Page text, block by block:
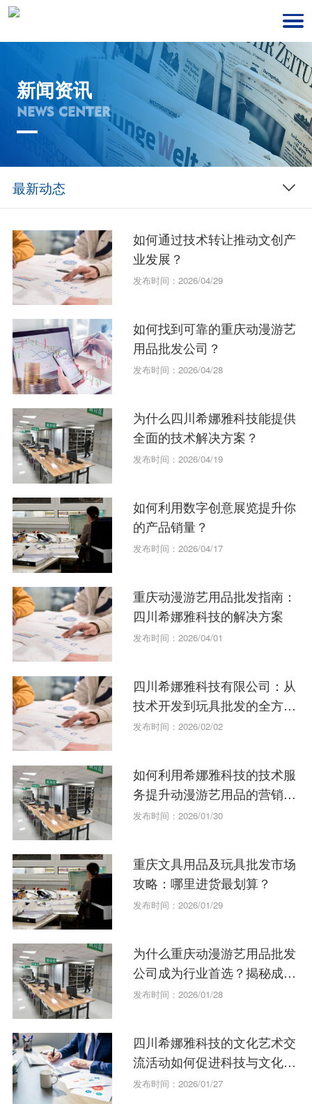
新闻资讯
NEWS CENTER
最新动态
如何通过技术转让推动文创产
业发展？
发布时间：2026/04/29
如何找到可靠的重庆动漫游艺
用品批发公司？
发布时间：2026/04/28
为什么四川希娜雅科技能提供
全面的技术解决方案？
发布时间：2026/04/19
如何利用数字创意展览提升你
的产品销量？
发布时间：2026/04/17
重庆动漫游艺用品批发指南：
四川希娜雅科技的解决方案
发布时间：2026/04/01
四川希娜雅科技有限公司：从
技术开发到玩具批发的全方位
服务解析
发布时间：2026/02/02
如何利用希娜雅科技的技术服
务提升动漫游艺用品的营销策
划？
发布时间：2026/01/30
重庆文具用品及玩具批发市场
攻略：哪里进货最划算？
发布时间：2026/01/29
为什么重庆动漫游艺用品批发
公司成为行业首选？揭秘成功
关键
发布时间：2026/01/28
四川希娜雅科技的文化艺术交
流活动如何促进科技与文化融
合？
发布时间：2026/01/27